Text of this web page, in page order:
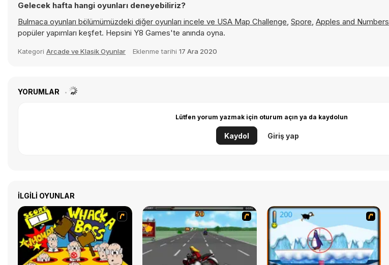
Gelecek hafta hangi oyunları deneyebiliriz?
Bulmaca oyunları bölümümüzdeki diğer oyunları incele ve USA Map Challenge, Spore, Apples and Numbers
popüler yapımları keşfet. Hepsini Y8 Games'te anında oyna.
Kategori Arcade ve Klasik Oyunlar Eklenme tarihi 17 Ara 2020
YORUMLAR
Lütfen yorum yazmak için oturum açın ya da kaydolun
Kaydol Giriş yap
İLGILI OYUNLAR